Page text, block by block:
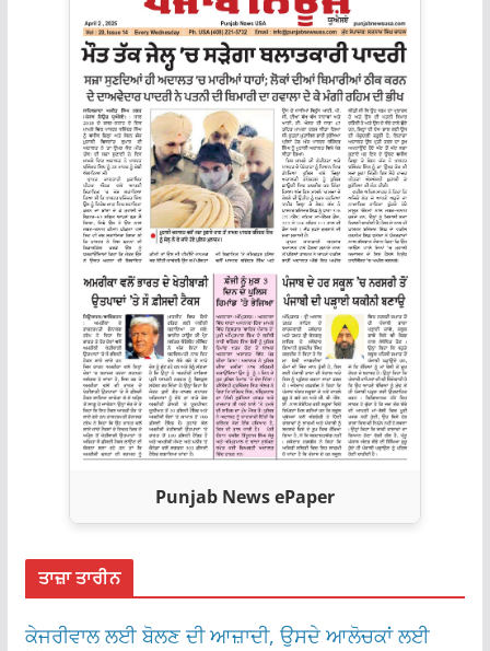
Punjab News ePaper
ਤਾਜ਼ਾ ਤਾਰੀਨ
ਕੇਜਰੀਵਾਲ ਲਈ ਬੋਲਣ ਦੀ ਆਜ਼ਾਦੀ, ਉਸਦੇ ਆਲੋਚਕਾਂ ਲਈ